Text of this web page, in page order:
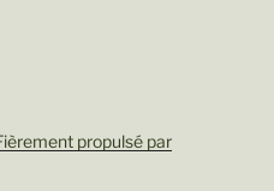
propulsé par